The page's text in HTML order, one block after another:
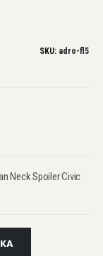
SKU adro-fl5
Neck Spoiler Civic